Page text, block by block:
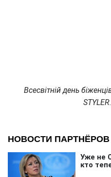
Всесвітній день